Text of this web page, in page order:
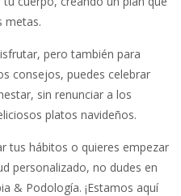
metas.
pero también para
consejos, puedes celebrar
sin renunciar a los
platos navideños.
tus hábitos o quieres empezar
personalizado, no dudes en
& Podología. ¡Estamos aquí